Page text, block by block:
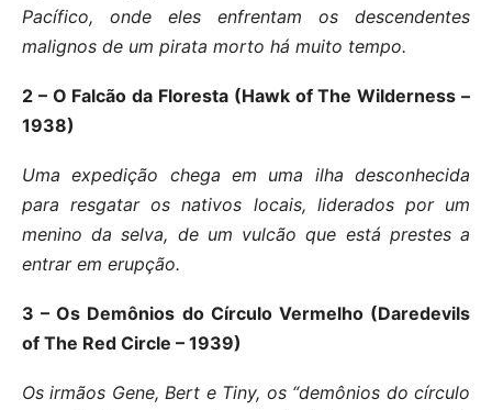
Pacífico, onde eles enfrentam os descendentes
malignos de um pirata morto há muito tempo.
2 – O Falcão da Floresta (Hawk of The Wilderness –
1938)
Uma expedição chega em uma ilha desconhecida
para resgatar os nativos locais, liderados por um
menino da selva, de um vulcão que está prestes a
entrar em erupção.
3 – Os Demônios do Círculo Vermelho (Daredevils
of The Red Circle – 1939)
Os irmãos Gene, Bert e Tiny, os “demônios do círculo